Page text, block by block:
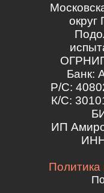
округ
Банк:
Р/С:
К/С:
ИП